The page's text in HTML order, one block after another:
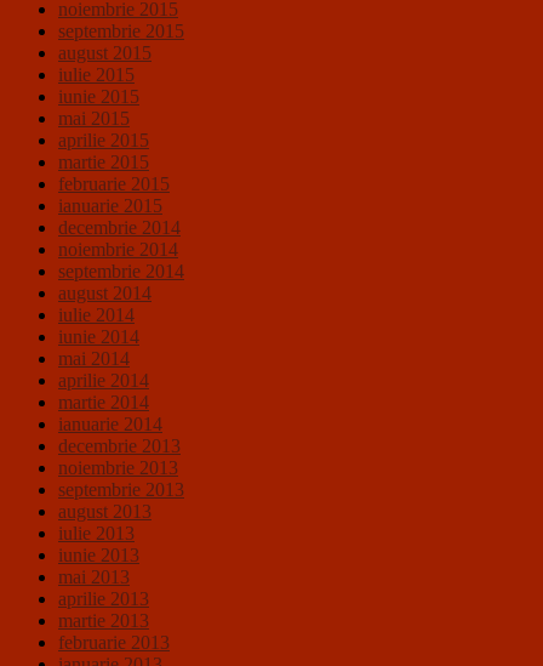
noiembrie 2015
septembrie 2015
august 2015
iulie 2015
iunie 2015
mai 2015
aprilie 2015
martie 2015
februarie 2015
ianuarie 2015
decembrie 2014
noiembrie 2014
septembrie 2014
august 2014
iulie 2014
iunie 2014
mai 2014
aprilie 2014
martie 2014
ianuarie 2014
decembrie 2013
noiembrie 2013
septembrie 2013
august 2013
iulie 2013
iunie 2013
mai 2013
aprilie 2013
martie 2013
februarie 2013